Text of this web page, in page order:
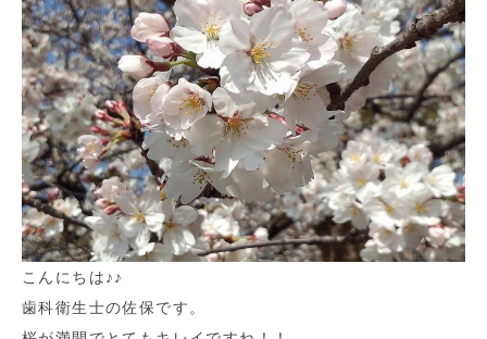
こんにちは♪♪
歯科衛生士の佐保です。